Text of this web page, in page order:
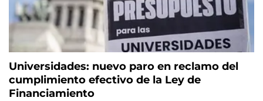
Universidades: nuevo paro en reclamo del
cumplimiento efectivo de la Ley de
Financiamiento